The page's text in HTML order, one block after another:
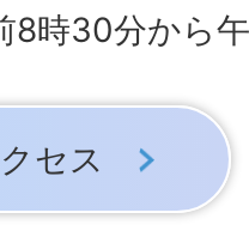
8時30分から
セス